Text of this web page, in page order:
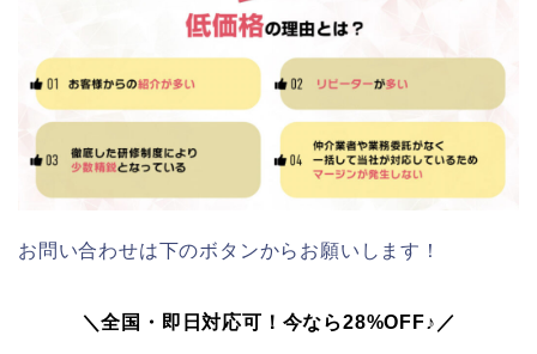
お問い合わせは下のボタンからお願いします！
＼全国・即日対応可！今なら28%OFF♪／